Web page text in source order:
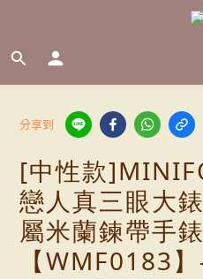
分享到
[中性款
戀人真三眼大
屬米蘭鍊帶手錶
【WMF0183